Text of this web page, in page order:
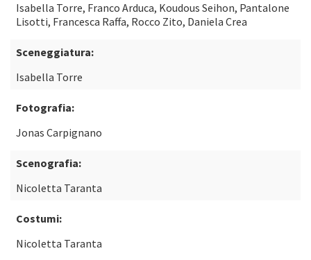
Isabella Torre, Franco Arduca, Koudous Seihon, Pantalone
Lisotti, Francesca Raffa, Rocco Zito, Daniela Crea
Sceneggiatura:
Isabella Torre
Fotografia:
Jonas Carpignano
Scenografia:
Nicoletta Taranta
Costumi:
Nicoletta Taranta